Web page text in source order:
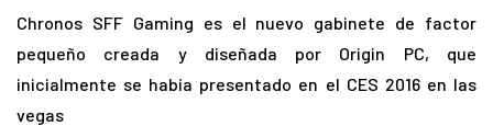
Chronos SFF Gaming es el nuevo gabinete de factor
pequeño creada y diseñada por Origin PC, que
inicialmente se había presentado en el CES 2016 en las
vegas